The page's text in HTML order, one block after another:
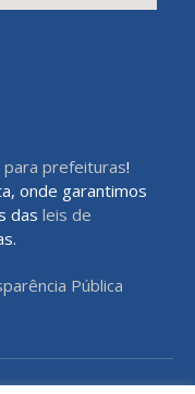
para prefeituras!
onde garantimos
das leis de
Pública